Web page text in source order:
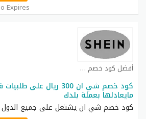
Expires
أفضل كود خصم شي ان كوبون
مايعادلها بعملة بلدك
كود خصم شي ان يشتغل على جميع الدول